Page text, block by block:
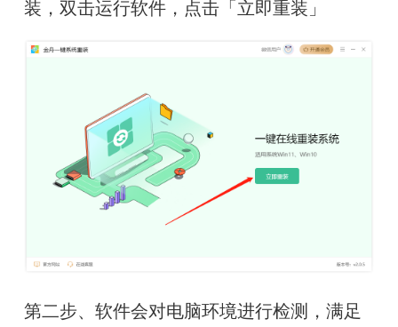
装， 双击运行软件，点击「立即重装」
第二步、软件会对电脑环境进行检测，满足